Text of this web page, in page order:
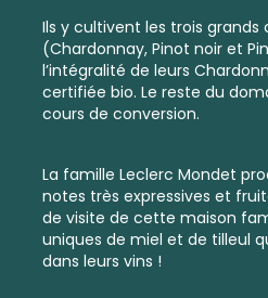
Ils y cultivent les trois
(Chardonnay, Pinot noir et
l’intégralité de leurs
certifiée bio. Le reste du
cours de conversion.
La famille Leclerc Mondet
notes très expressives et
de visite de cette maison
uniques de miel et de tilleul
dans leurs vins !